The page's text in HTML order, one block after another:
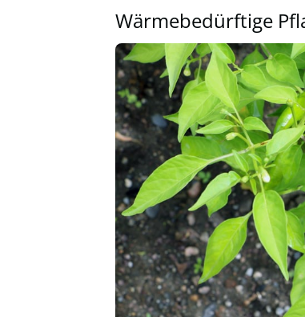
Wärmebedürftige